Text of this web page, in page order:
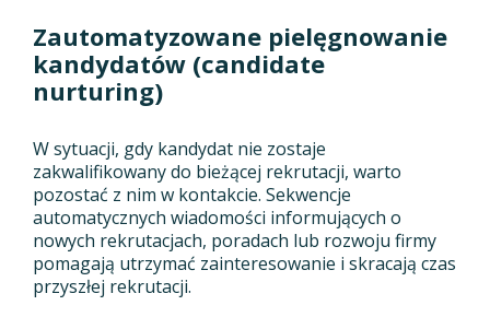
Zautomatyzowane pielęgnowanie
kandydatów (candidate
nurturing)
W sytuacji, gdy kandydat nie zostaje
zakwalifikowany do bieżącej rekrutacji, warto
pozostać z nim w kontakcie. Sekwencje
automatycznych wiadomości informujących o
nowych rekrutacjach, poradach lub rozwoju firmy
pomagają utrzymać zainteresowanie i skracają czas
przyszłej rekrutacji.